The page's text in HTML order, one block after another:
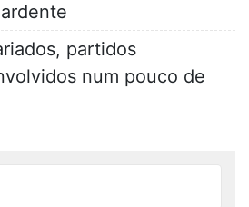
partidos
num pouco de